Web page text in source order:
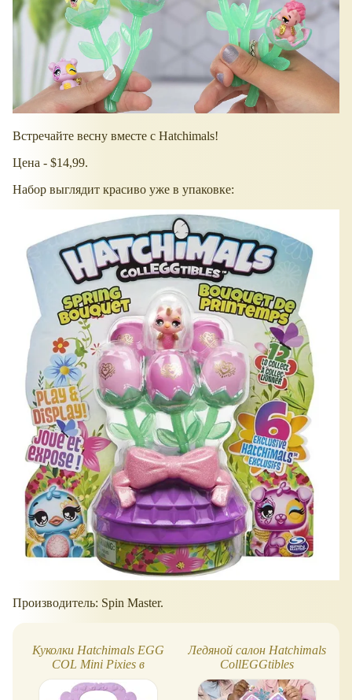
Встречайте весну вместе с Hatchimals!
Цена - $14,99.
Набор выглядит красиво уже в упаковке:
Производитель: Spin Master.
Куколки Hatchimals EGG
COL Mini Pixies в
большом наборе
(Multipack)
Ледяной салон Hatchimals
CollEGGtibles